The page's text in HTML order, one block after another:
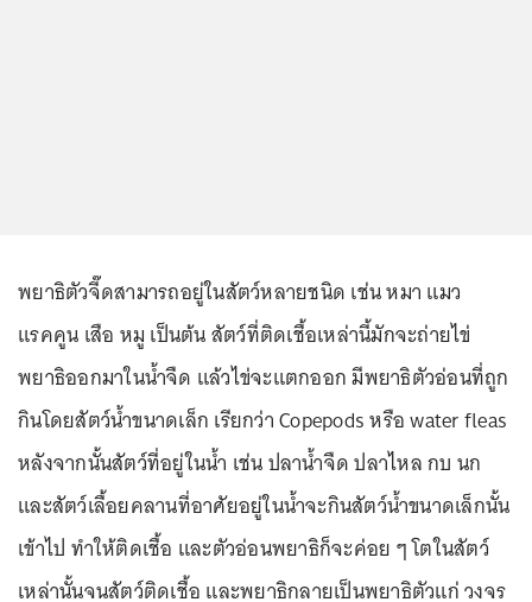
พยาธิตัวจี๊ดสามารถอยู่ในสัตว์หลายชนิด เช่น หมา แมว
แรคคูน เสือ หมู เป็นต้น สัตว์ที่ติดเชื้อเหล่านี้มักจะถ่ายไข่
พยาธิออกมาในน้ำจืด แล้วไข่จะแตกออก มีพยาธิตัวอ่อนที่ถูก
กินโดยสัตว์น้ำขนาดเล็ก เรียกว่า Copepods หรือ water fleas
หลังจากนั้นสัตว์ที่อยู่ในน้ำ เช่น ปลาน้ำจืด ปลาไหล กบ นก
และสัตว์เลื้อยคลานที่อาศัยอยู่ในน้ำจะกินสัตว์น้ำขนาดเล็กนั้น
เข้าไป ทำให้ติดเชื้อ และตัวอ่อนพยาธิก็จะค่อย ๆ โตในสัตว์
เหล่านั้นจนสัตว์ติดเชื้อ และพยาธิกลายเป็นพยาธิตัวแก่ วงจร